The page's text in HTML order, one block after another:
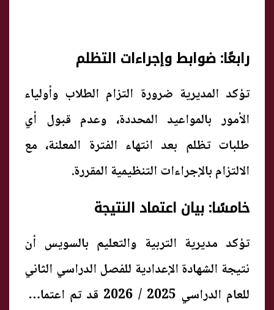
رابعًا: ضوابط وإجراءات التظلم
تؤكد المديرية ضرورة التزام الطلاب وأولياء
الأمور بالمواعيد المحددة، وعدم قبول أي
طلبات تظلم بعد انتهاء الفترة المعلنة، مع
الالتزام بالإجراءات التنظيمية المقررة.
خامسًا: بيان اعتماد النتيجة
تؤكد مديرية التربية والتعليم بالسويس أن
نتيجة الشهادة الإعدادية للفصل الدراسي الثاني
للعام الدراسي 2025 / 2026 قد تم اعتمادها